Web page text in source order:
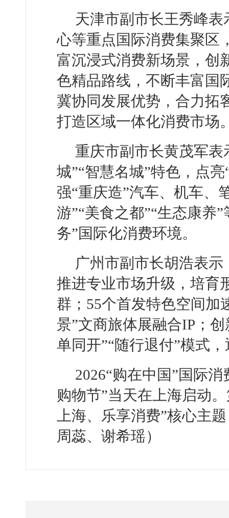
天津市副市长王秀峰
心等重点国际消费集聚区
富沉浸式消费新场景，创
色精品路线，不断丰富国
冀协同发展优势，合力拓
打造区域一体化消费市场
重庆市副市长黄茂军表
城”“智慧名城”特色，点
强“重庆造”汽车、机车、
游”“美食之都”“生态康养
务”国际化消费环境。
广州市副市长胡浩表
推进专业市场升级，培育
群；55个首发特色空间加
景”文商旅体展融合IP；
单同开”“随行退付”模式
2026“购在中国”国际
购物节”当天在上海启动
上海、乐享消费”核心主
周蕊、谢希瑶）